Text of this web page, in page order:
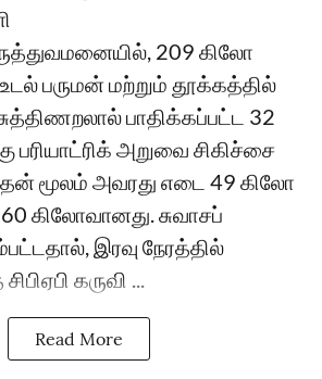
209 கிலோ
பருமன் மற்றும் தூக்கத்தில்
பாதிக்கப்பட்ட 32
பரியாட்ரிக் அறுவை சிகிச்சை
மூலம் அவரது எடை 49 கிலோ
கிலோவானது. சுவாசப்
இரவு நேரத்தில்
கருவி ...
Read More